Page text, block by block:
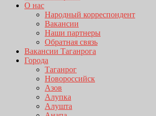
О нас
Народный корреспондент
Вакансии
Наши партнеры
Обратная связь
Вакансии Таганрога
Города
Таганрог
Новороссийск
Азов
Алупка
Алушта